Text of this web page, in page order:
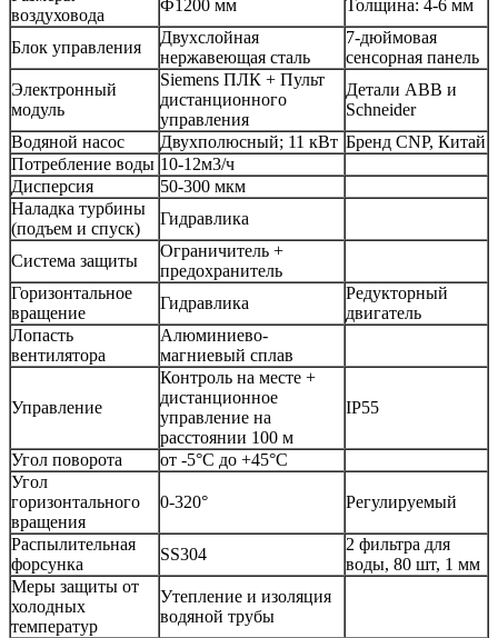
воздуховода
Ф1200 мм Толщина: 4-6 мм
Блок управления
Двухслойная
нержавеющая сталь
7-дюймовая
сенсорная панель
Электронный
модуль
Siemens ПЛК + Пульт
дистанционного
управления
Детали ABB и
Schneider
Водяной насос
Двухполюсный; 11 кВт Бренд CNP, Китай
Потребление воды 10-12м3/ч
Дисперсия
50-300 мкм
Наладка турбины
(подъем и спуск)
Гидравлика
Система защиты
Ограничитель +
предохранитель
Горизонтальное
вращение
Гидравлика
Редукторный
двигатель
Лопасть
вентилятора
Алюминиево-
магниевый сплав
Управление
Контроль на месте +
дистанционное
управление на
расстоянии 100 м
IP55
Угол поворота
от -5°С до +45°С
Угол
горизонтального
вращения
0-320° Регулируемый
Распылительная
форсунка
SS304
2 фильтра для
воды, 80 шт, 1 мм
Меры защиты от
холодных
температур
Утепление и изоляция
водяной трубы